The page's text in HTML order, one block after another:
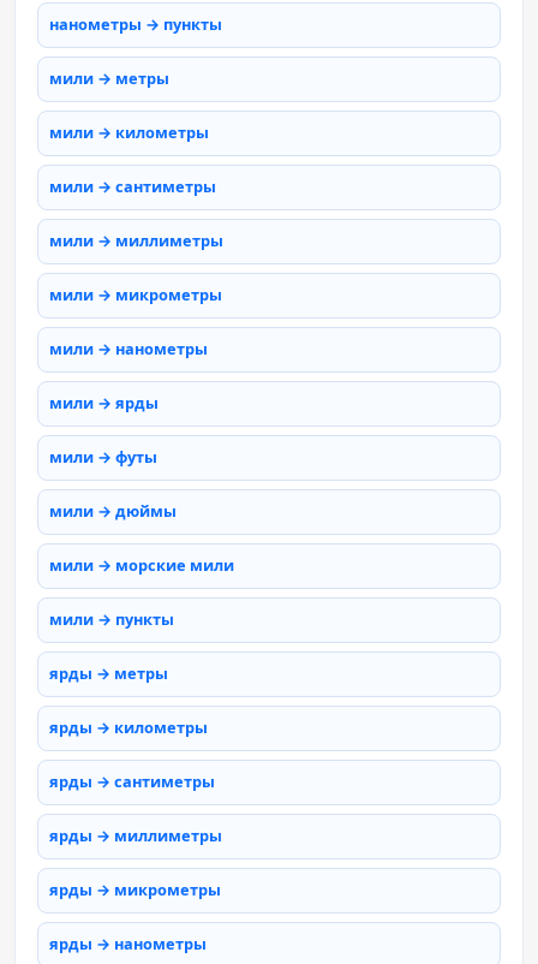
нанометры → пункты
мили → метры
мили → километры
мили → сантиметры
мили → миллиметры
мили → микрометры
мили → нанометры
мили → ярды
мили → футы
мили → дюймы
мили → морские мили
мили → пункты
ярды → метры
ярды → километры
ярды → сантиметры
ярды → миллиметры
ярды → микрометры
ярды → нанометры